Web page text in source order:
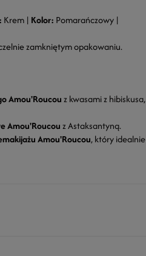
Krem | Kolor: Pomarańczowy |
zamkniętym opakowaniu.
Amou'Roucouz kwasami z hibiskusa,
Amou'Roucouz Astaksantyną.
Amou'Roucou, który idealnie